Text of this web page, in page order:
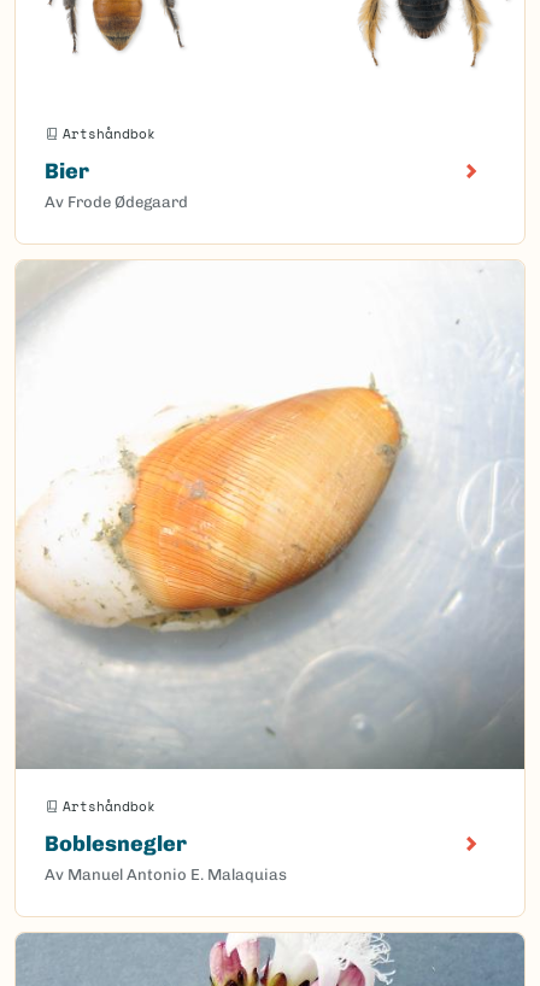
Artshåndbok
Bier
Av Frode Ødegaard
Artshåndbok
Boblesnegler
Av Manuel Antonio E. Malaquias